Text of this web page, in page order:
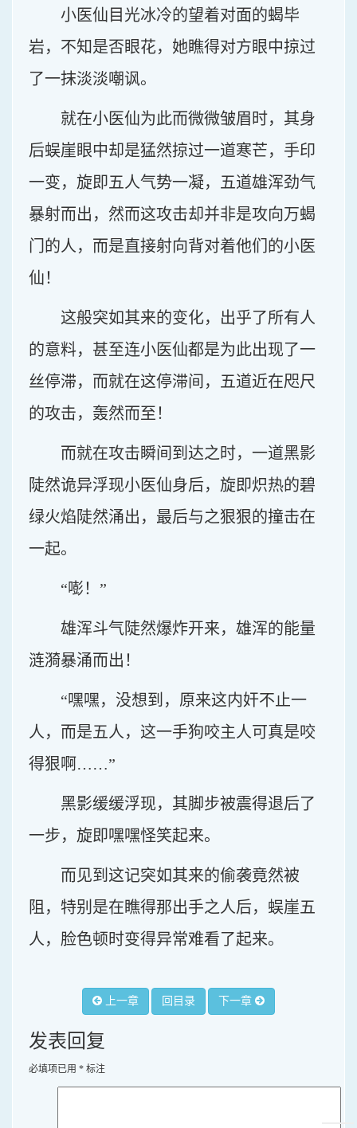
小医仙目光冰冷的望着对面的蝎毕
岩，不知是否眼花，她瞧得对方眼中掠过
了一抹淡淡嘲讽。
就在小医仙为此而微微皱眉时，其身
后蜈崖眼中却是猛然掠过一道寒芒，手印
一变，旋即五人气势一凝，五道雄浑劲气
暴射而出，然而这攻击却并非是攻向万蝎
门的人，而是直接射向背对着他们的小医
仙！
这般突如其来的变化，出乎了所有人
的意料，甚至连小医仙都是为此出现了一
丝停滞，而就在这停滞间，五道近在咫尺
的攻击，轰然而至！
而就在攻击瞬间到达之时，一道黑影
陡然诡异浮现小医仙身后，旋即炽热的碧
绿火焰陡然涌出，最后与之狠狠的撞击在
一起。
“嘭！”
雄浑斗气陡然爆炸开来，雄浑的能量
涟漪暴涌而出！
“嘿嘿，没想到，原来这内奸不止一
人，而是五人，这一手狗咬主人可真是咬
得狠啊……”
黑影缓缓浮现，其脚步被震得退后了
一步，旋即嘿嘿怪笑起来。
而见到这记突如其来的偷袭竟然被
阻，特别是在瞧得那出手之人后，蜈崖五
人，脸色顿时变得异常难看了起来。
上一章 回目录 下一章
发表回复
必填项已用 * 标注